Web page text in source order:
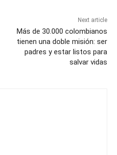
Next article
Más de 30.000 colombianos
tienen una doble misión: ser
padres y estar listos para
salvar vidas